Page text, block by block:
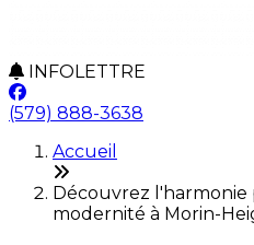
INFOLETTRE
(579) 888-3638
Accueil
Découvrez
modernité à Morin-